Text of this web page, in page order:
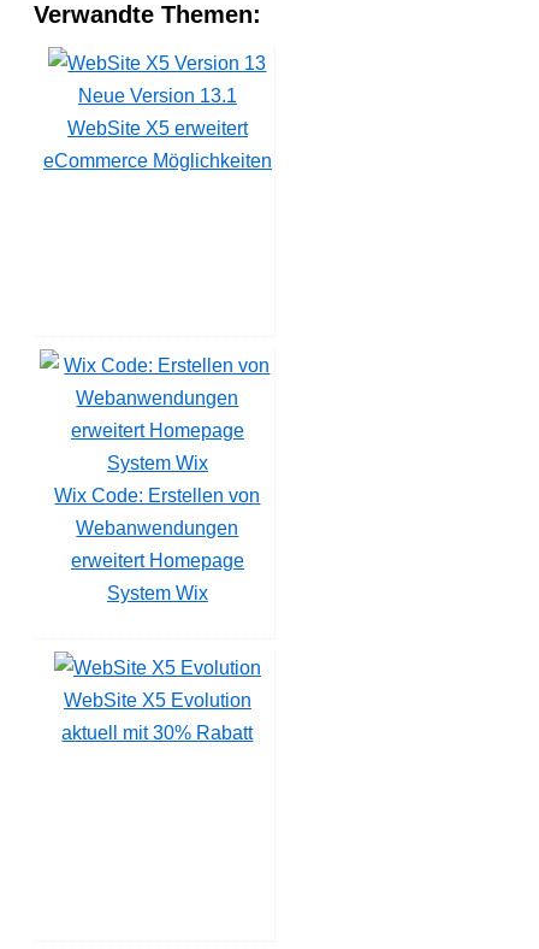
Verwandte Themen:
Neue Version 13.1
WebSite X5 erweitert
eCommerce Möglichkeiten
Wix Code: Erstellen von
Webanwendungen
erweitert Homepage
System Wix
WebSite X5 Evolution
aktuell mit 30% Rabatt